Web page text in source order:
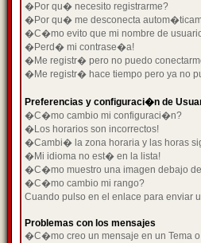
�Por qu� necesito registrarme?
�Por qu� me desconecta
�C�mo evito que mi nombre de
�Perd� mi contrase�a!
�Me registr� pero no puedo
�Me registr� hace tiempo pero ya no
Preferencias y configuraci�n de
�C�mo cambio mi configuraci�n?
�Los horarios son incorrectos!
�Cambi� la zona horaria y las horas
�Mi idioma no est� en la lista!
�C�mo muestro una imagen debajo
�C�mo cambio mi rango?
Cuando pulso en el enlace para enviar
Problemas con los mensajes
�C�mo creo un mensaje en un Tema